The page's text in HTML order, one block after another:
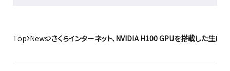
Top News さくらインターネット、NVIDIA H100 GPUを搭載した生